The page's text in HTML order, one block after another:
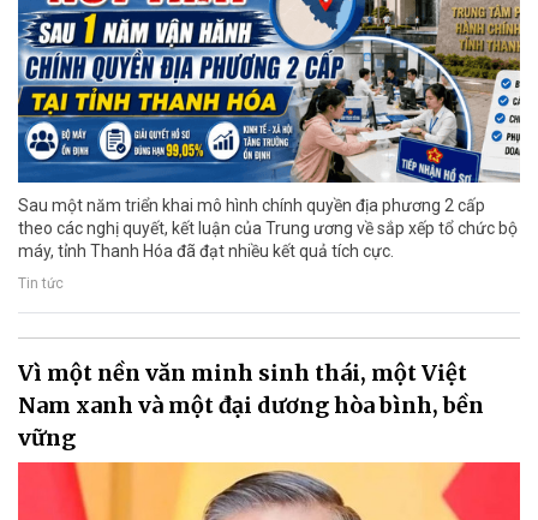
Sau một năm triển khai mô hình chính quyền địa phương 2 cấp
theo các nghị quyết, kết luận của Trung ương về sắp xếp tổ chức bộ
máy, tỉnh Thanh Hóa đã đạt nhiều kết quả tích cực.
Tin tức
Vì một nền văn minh sinh thái, một Việt
Nam xanh và một đại dương hòa bình, bền
vững